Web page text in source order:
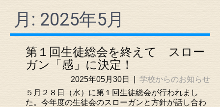
月: 2025年5月
第１回生徒総会を終えて スロー
ガン「感」に決定！
2025年05月30日
学校からのお知らせ
５月２８日（水）に第１回生徒総会が行われまし
た。今年度の生徒会のスローガンと方針が話し合わ